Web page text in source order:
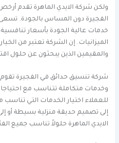
ولكن شركة الايدي الماهرة تقدم
الفجيرة دون المساس بالجودة. تسعى
خدمات عالية الجودة بأسعار
الميزانيات. إن الشركة تعتبر من
والمقيمين الذين يبحثون عن حلول
شركة تنسيق حدائق في الفجيرة تقوم
وخدمات متكاملة تتناسب مع
للعملاء اختيار الخدمات التي
إلى تصميم حديقة منزلية بسيطة أو
الايدي الماهرة حلولاً تناسب جميع